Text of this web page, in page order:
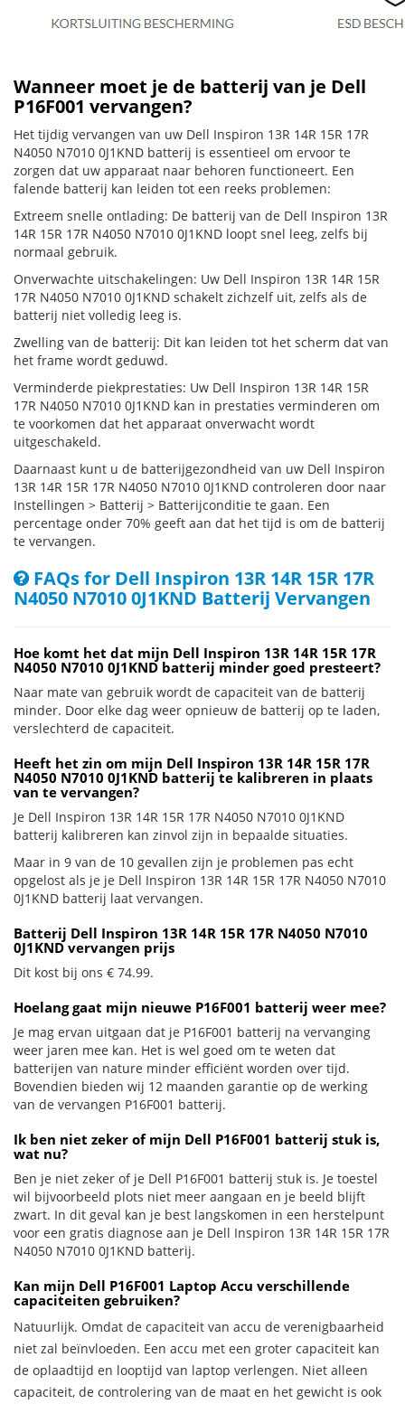
Wanneer moet je de batterij van je Dell
P16F001 vervangen?
Het tijdig vervangen van uw Dell Inspiron 13R 14R 15R 17R
N4050 N7010 0J1KND batterij is essentieel om ervoor te
zorgen dat uw apparaat naar behoren functioneert. Een
falende batterij kan leiden tot een reeks problemen:
Extreem snelle ontlading: De batterij van de Dell Inspiron 13R
14R 15R 17R N4050 N7010 0J1KND loopt snel leeg, zelfs bij
normaal gebruik.
Onverwachte uitschakelingen: Uw Dell Inspiron 13R 14R 15R
17R N4050 N7010 0J1KND schakelt zichzelf uit, zelfs als de
batterij niet volledig leeg is.
Zwelling van de batterij: Dit kan leiden tot het scherm dat van
het frame wordt geduwd.
Verminderde piekprestaties: Uw Dell Inspiron 13R 14R 15R
17R N4050 N7010 0J1KND kan in prestaties verminderen om
te voorkomen dat het apparaat onverwacht wordt
uitgeschakeld.
Daarnaast kunt u de batterijgezondheid van uw Dell Inspiron
13R 14R 15R 17R N4050 N7010 0J1KND controleren door naar
Instellingen > Batterij > Batterijconditie te gaan. Een
percentage onder 70% geeft aan dat het tijd is om de batterij
te vervangen.
FAQs for Dell Inspiron 13R 14R 15R 17R
N4050 N7010 0J1KND Batterij Vervangen
Hoe komt het dat mijn Dell Inspiron 13R 14R 15R 17R
N4050 N7010 0J1KND batterij minder goed presteert?
Naar mate van gebruik wordt de capaciteit van de batterij
minder. Door elke dag weer opnieuw de batterij op te laden,
verslechterd de capaciteit.
Heeft het zin om mijn Dell Inspiron 13R 14R 15R 17R
N4050 N7010 0J1KND batterij te kalibreren in plaats
van te vervangen?
Je Dell Inspiron 13R 14R 15R 17R N4050 N7010 0J1KND
batterij kalibreren kan zinvol zijn in bepaalde situaties.
Maar in 9 van de 10 gevallen zijn je problemen pas echt
opgelost als je je Dell Inspiron 13R 14R 15R 17R N4050 N7010
0J1KND batterij laat vervangen.
Batterij Dell Inspiron 13R 14R 15R 17R N4050 N7010
0J1KND vervangen prijs
Dit kost bij ons € 74.99.
Hoelang gaat mijn nieuwe P16F001 batterij weer mee?
Je mag ervan uitgaan dat je P16F001 batterij na vervanging
weer jaren mee kan. Het is wel goed om te weten dat
batterijen van nature minder efficiënt worden over tijd.
Bovendien bieden wij 12 maanden garantie op de werking
van de vervangen P16F001 batterij.
Ik ben niet zeker of mijn Dell P16F001 batterij stuk is,
wat nu?
Ben je niet zeker of je Dell P16F001 batterij stuk is. Je toestel
wil bijvoorbeeld plots niet meer aangaan en je beeld blijft
zwart. In dit geval kan je best langskomen in een herstelpunt
voor een gratis diagnose aan je Dell Inspiron 13R 14R 15R 17R
N4050 N7010 0J1KND batterij.
Kan mijn Dell P16F001 Laptop Accu verschillende
capaciteiten gebruiken?
Natuurlijk. Omdat de capaciteit van accu de verenigbaarheid
niet zal beïnvloeden. Een accu met een groter capaciteit kan
de oplaadtijd en looptijd van laptop verlengen. Niet alleen
capaciteit, de controlering van de maat en het gewicht is ook